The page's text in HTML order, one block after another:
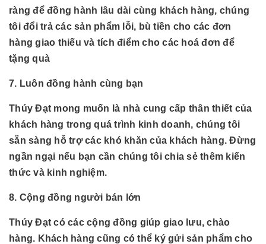
ràng để đồng hành lâu dài cùng khách hàng, chúng
tôi đổi trả các sản phẩm lỗi, bù tiền cho các đơn
hàng giao thiếu và tích điểm cho các hoá đơn để
tặng quà
7. Luôn đồng hành cùng bạn
Thúy Đạt mong muốn là nhà cung cấp thân thiết của
khách hàng trong quá trình kinh doanh, chúng tôi
sẵn sàng hỗ trợ các khó khăn của khách hàng. Đừng
ngần ngại nếu bạn cần chúng tôi chia sẻ thêm kiến
thức và kinh nghiệm.
8. Cộng đồng người bán lớn
Thúy Đạt có các cộng đồng giúp giao lưu, chào
hàng. Khách hàng cũng có thể ký gửi sản phẩm cho